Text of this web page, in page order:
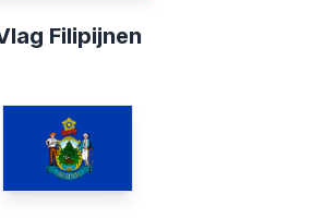
Filipijnen